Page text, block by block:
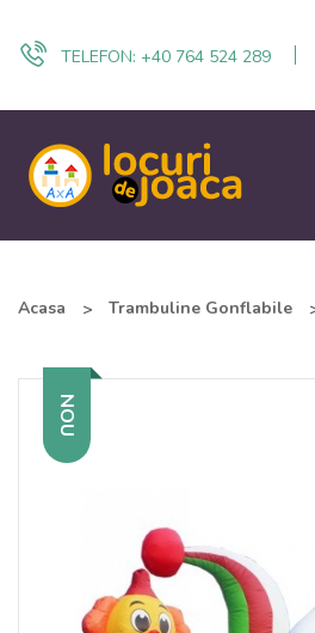
TELEFON: +40 764 524 289
Acasa Trambuline Gonflabile
NOU